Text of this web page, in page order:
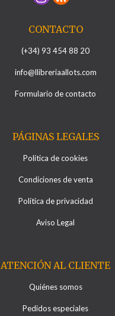
CONTACTO
(+34) 93 454 88 20
info@llibreriaallots.com
Formulario de contacto
PÁGINAS LEGALES
Política de cookies
Condiciones de venta
Política de privacidad
Aviso Legal
ATENCIÓN AL CLIENTE
Quiénes somos
Pedidos especiales